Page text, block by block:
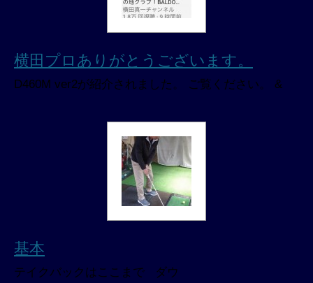
横田プロありがとうございます。
D460M ver2が紹介されました。 ご覧ください。 &
基本
テイクバックはここまで ダウ